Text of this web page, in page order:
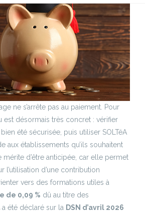
ne s’arrête pas au paiement. Pour
est désormais très concret : vérifier
été sécurisée, puis utiliser SOLTéA
aux établissements qu’ils souhaitent
mérite d’être anticipée, car elle permet
l’utilisation d’une contribution
vers des formations utiles à
de 0,09 % dû au titre des
été déclaré sur la DSN d’avril 2026